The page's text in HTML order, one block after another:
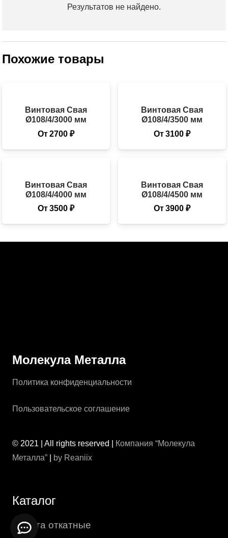
Результатов не найдено.
Похожие товары
Винтовая Свая
Ø108/4/3000 мм
От2700₽
Винтовая Свая
Ø108/4/3500 мм
От3100 ₽
Винтовая Свая
Ø108/4/4000 мм
От3500₽
Винтовая Свая
Ø108/4/4500 мм
От3900 ₽
Молекула Металла
Политика конфиденциальности
Пользовательское соглашение
© 2021 | All rights reserved |
Компания “Молекула
Металла”
by Reaniix
Каталог
Ворота откатные